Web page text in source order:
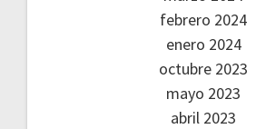
febrero 2024
enero 2024
octubre 2023
mayo 2023
abril 2023